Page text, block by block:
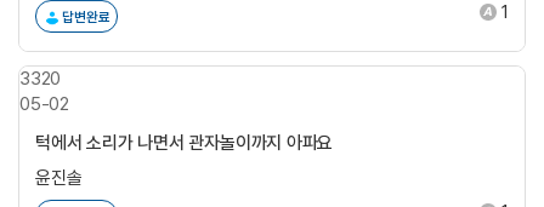
답변완료 1
턱에서 소리가 나면서 관자놀이까지 아파요
윤진솔
3320
05-02